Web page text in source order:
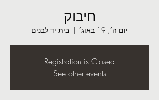
חיבוק
יום ה׳, 19 באוג׳
  |
בית יד לבנים
Registration is Closed
See other events